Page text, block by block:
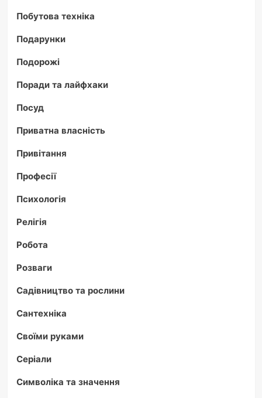
Побутова техніка
Подарунки
Подорожі
Поради та лайфхаки
Посуд
Приватна власність
Привітання
Професії
Психологія
Релігія
Робота
Розваги
Садівництво та рослини
Сантехніка
Своїми руками
Серіали
Символіка та значення